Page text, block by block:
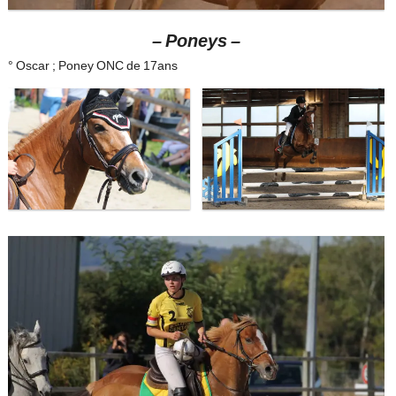
– Poneys –
° Oscar ; Poney ONC de 17ans